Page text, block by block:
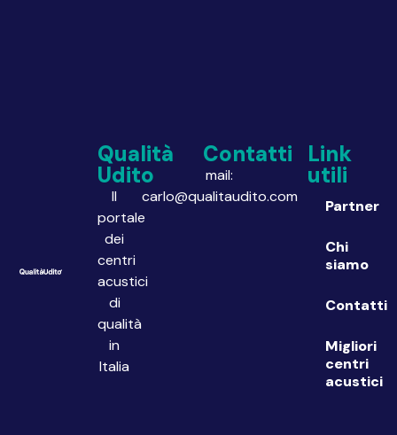
Qualità
Udito
Il
portale
dei
centri
acustici
di
qualità
in
Italia
Contatti
mail:
carlo@qualitaudito.com
Link
utili
Partner
Chi
siamo
Contatti
Migliori
centri
acustici